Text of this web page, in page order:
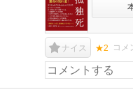
ナイス ★2 コメ